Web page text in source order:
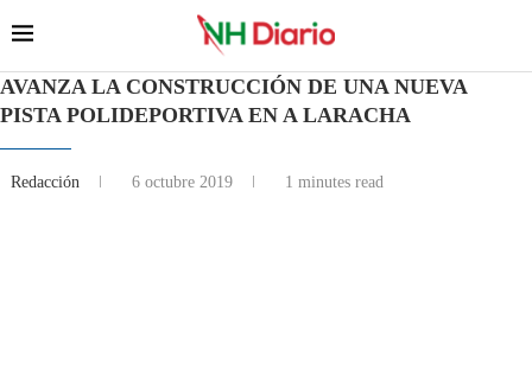
AVANZA LA CONSTRUCCIÓN DE UNA NUEVA
PISTA POLIDEPORTIVA EN A LARACHA
Redacción 6 octubre 2019 1 minutes read